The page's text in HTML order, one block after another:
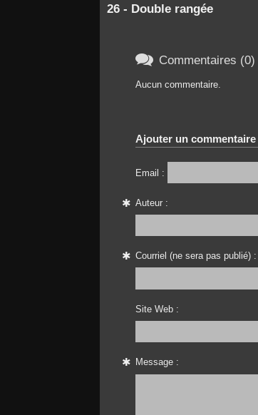
26 - Double rangée
 Commentaires (0)
Aucun commentaire.
Ajouter un commentaire
Email :
Auteur :
Courriel (ne sera pas publié) :
Site Web :
Message :